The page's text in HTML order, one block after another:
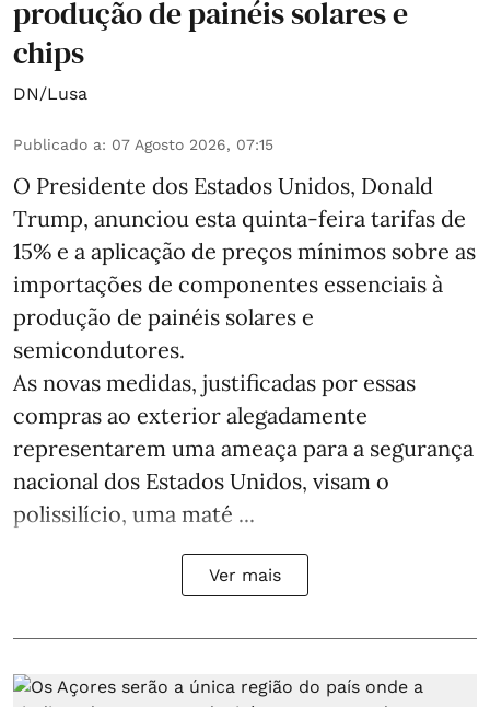
produção de painéis solares e
chips
DN/Lusa
Publicado a: 07 Agosto 2026, 07:15
O Presidente dos Estados Unidos, Donald
Trump, anunciou esta quinta-feira tarifas de
15% e a aplicação de preços mínimos sobre as
importações de componentes essenciais à
produção de painéis solares e
semicondutores.
As novas medidas, justificadas por essas
compras ao exterior alegadamente
representarem uma ameaça para a segurança
nacional dos Estados Unidos, visam o
polissilício, uma maté ...
Ver mais